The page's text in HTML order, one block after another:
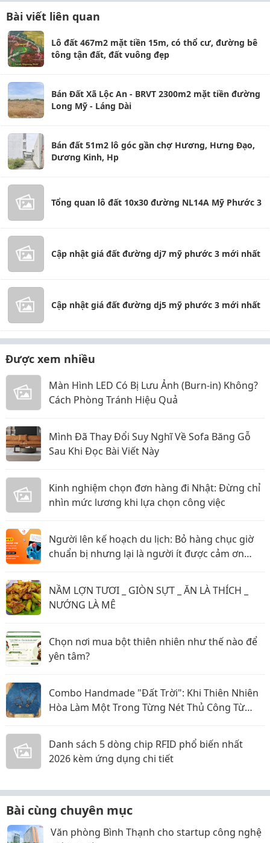
Bài viết liên quan
Lô đất 467m2 mặt tiền 15m, có thổ cư, đường bê
tông tận đất, đất vuông đẹp
Bán Đất Xã Lộc An - BRVT 2300m2 mặt tiền đường
Long Mỹ - Láng Dài
Bán đất 51m2 lô góc gần chợ Hương, Hưng Đạo,
Dương Kinh, Hp
Tổng quan lô đất 10x30 đường NL14A Mỹ Phước 3
Cập nhật giá đất đường dj7 mỹ phước 3 mới nhất
Cập nhật giá đất đường dj5 mỹ phước 3 mới nhất
Được xem nhiều
Màn Hình LED Có Bị Lưu Ảnh (Burn-in) Không?
Cách Phòng Tránh Hiệu Quả
Mình Đã Thay Đổi Suy Nghĩ Về Sofa Băng Gỗ
Sau Khi Đọc Bài Viết Này
Kinh nghiệm chọn đơn hàng đi Nhật: Đừng chỉ
nhìn mức lương khi lựa chọn công việc
Người lên kế hoạch du lịch: Bỏ hàng chục giờ
chuẩn bị nhưng lại là người ít được cảm ơn
NẦM LỢN TƯƠI _ GIÒN SỰT _ ĂN LÀ THÍCH _
NƯỚNG LÀ MÊ
Chọn nơi mua bột thiên nhiên như thế nào để
yên tâm?
Combo Handmade "Đất Trời": Khi Thiên Nhiên
Hòa Làm Một Trong Từng Nét Thủ Công Từ
Danh sách 5 dòng chip RFID phổ biến nhất
2026 kèm ứng dụng chi tiết
Bài cùng chuyên mục
Văn phòng Bình Thạnh cho startup công nghệ